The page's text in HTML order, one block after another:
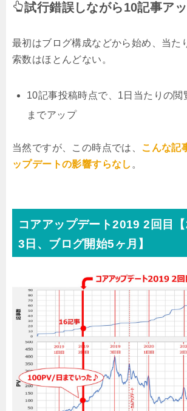
試行錯誤しながら10記事ア
最初はブログ構成などから始め、当た
索数はほとんどない。
10記事投稿時点で、1日当たりの閲
までアップ
当然ですが、この時点では、 こんな記
ップデートの影響すらなし 。
コアアップデート2019 2回目
3日、ブログ開始5ヶ月】